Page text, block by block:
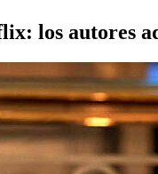
los autores